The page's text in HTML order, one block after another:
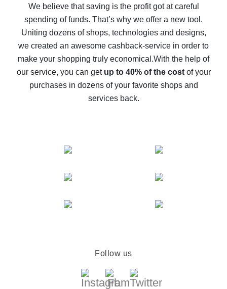
back
10% cash back on AliExpress - the impossible is
possible
The best cash back on AliExpress - how to find it
The best cash back service for AliExpress - let's
compare offers
We believe that saving is the profit got at careful
spending of funds. That’s why we offer a new tool.
Uniting dozens of shops, technologies and designs,
we created an awesome cashback-service in order to
make your shopping truly economical.With the help of
our service, you can get up to 40% of the costof your
purchases in dozens of your favorite shops and
services back.
Follow us